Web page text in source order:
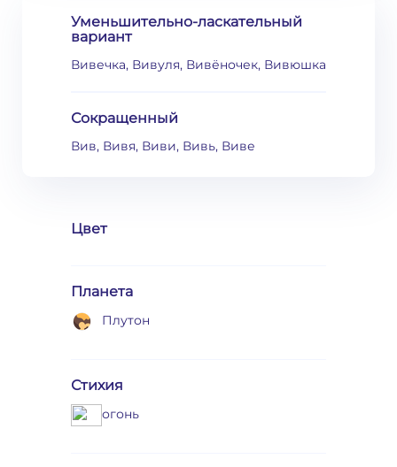
Уменьшительно-ласкательный
вариант
Вивечка, Вивуля, Вивёночек, Вивюшка
Сокращенный
Вив, Вивя, Виви, Вивь, Виве
Цвет
Планета
Плутон
Стихия
огонь